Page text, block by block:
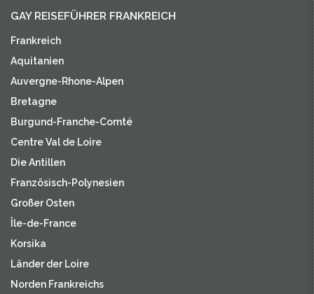
GAY REISEFÜHRER FRANKREICH
Frankreich
Aquitanien
Auvergne-Rhone-Alpen
Bretagne
Burgund-Franche-Comté
Centre Val de Loire
Die Antillen
Französisch-Polynesien
Großer Osten
Île-de-France
Korsika
Länder der Loire
Norden Frankreichs